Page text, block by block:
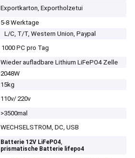
Exportkarton, Exportholzetui
5-8 Werktage
L/C, T/T, Western Union, Paypal
1000 PC pro Tag
Wieder aufladbare Lithium LiFePO4 Zelle
2048W
15kg
110v/ 220v
>3500mal
WECHSELSTROM, DC, USB
Batterie 12V LiFePO4,
prismatische Batterie lifepo4